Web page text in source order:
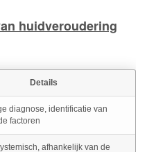
huidveroudering
Details
diagnose, identificatie van
factoren
afhankelijk van de